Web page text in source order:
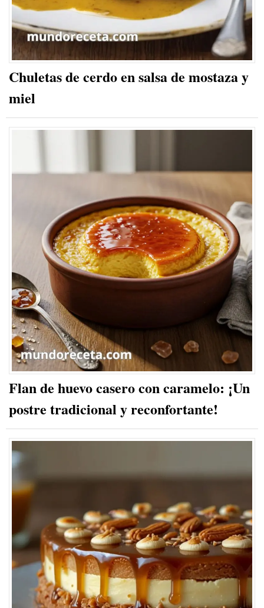
Chuletas de cerdo en salsa de mostaza y
miel
Flan de huevo casero con caramelo: ¡Un
postre tradicional y reconfortante!